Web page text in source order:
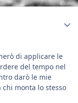
di applicare le
del tempo nel
darò le mie
monta lo stesso